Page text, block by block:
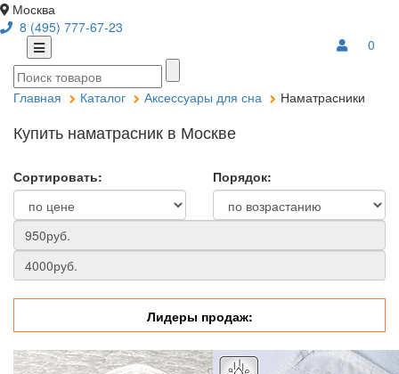
Москва
8 (495) 777-67-23
0
Главная Каталог Аксессуары для сна Наматрасники
Купить наматрасник в Москве
Сортировать: Порядок:
Лидеры продаж: